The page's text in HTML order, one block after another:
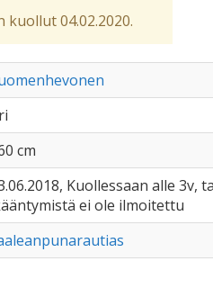
kuollut 04.02.2020.
cm
Kuollessaan alle 3v,
ei ole ilmoitettu